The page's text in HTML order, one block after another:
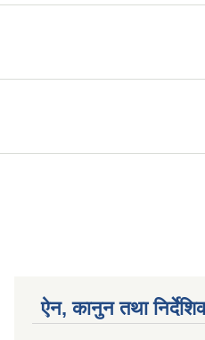
ऐन, कानुन तथा